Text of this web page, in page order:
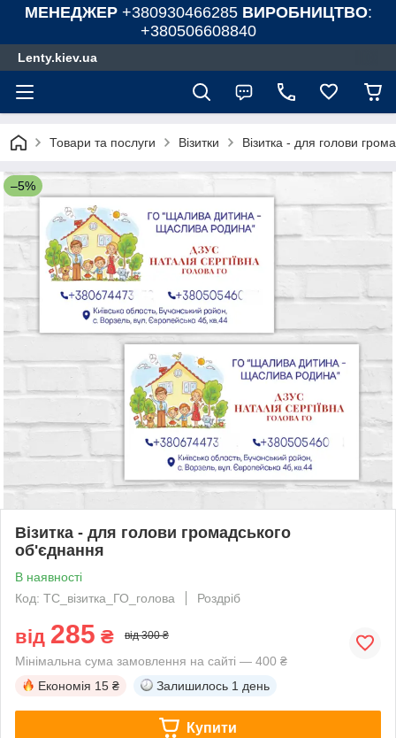
МЕНЕДЖЕР +380930466285 ВИРОБНИЦТВО:
+380506608840
Lenty.kiev.ua
Товари та послуги Візитки Візитка - для голови
–5%
Візитка - для голови громадського
об'єднання
В наявності
Код: ТС_візитка_ГО_голова
Роздріб
від 285 ₴ від 300 ₴
Мінімальна сума замовлення на сайті — 400 ₴
Економія 15 ₴ Залишилось 1 день
Купити